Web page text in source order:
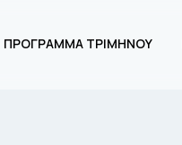
ΠΡΟΓΡΑΜΜΑ ΤΡΙΜΗΝΟΥ